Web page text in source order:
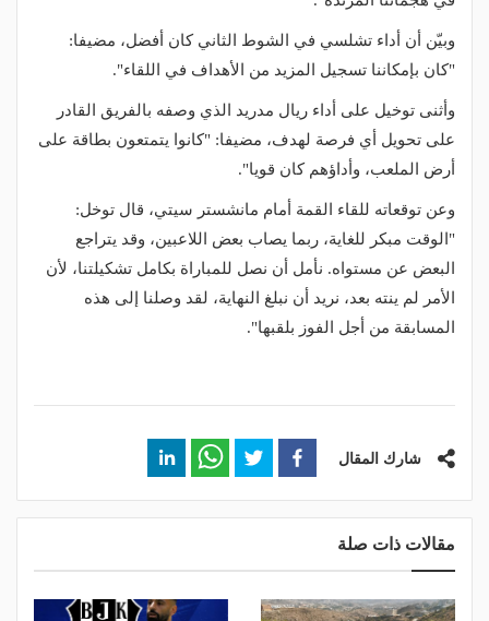
وبيّن أن أداء تشلسي في الشوط الثاني كان أفضل، مضيفا:
"كان بإمكاننا تسجيل المزيد من الأهداف في اللقاء".
وأثنى توخيل على أداء ريال مدريد الذي وصفه بالفريق القادر
على تحويل أي فرصة لهدف، مضيفا: "كانوا يتمتعون بطاقة على
أرض الملعب، وأداؤهم كان قويا".
وعن توقعاته للقاء القمة أمام مانشستر سيتي، قال توخل:
"الوقت مبكر للغاية، ربما يصاب بعض اللاعبين، وقد يتراجع
البعض عن مستواه. نأمل أن نصل للمباراة بكامل تشكيلتنا، لأن
الأمر لم ينته بعد، نريد أن نبلغ النهاية، لقد وصلنا إلى هذه
المسابقة من أجل الفوز بلقبها".
شارك المقال
مقالات ذات صلة